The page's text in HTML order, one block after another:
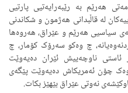
هەرێم بە رێبەرایەتیی پارتیی
لە قاڵبدانی هەژمون و شکاندنی
سیاسیی هەرێم و عێراق، هەروەها
چ وەکو سەرۆک کۆمار، چ
ئاستی ناوچەییش ئێران دەیەوێت
وەک چۆن ئەمریکاش دەیەوێت پێگەی
نەوتی عێراق بێهێز بکات.